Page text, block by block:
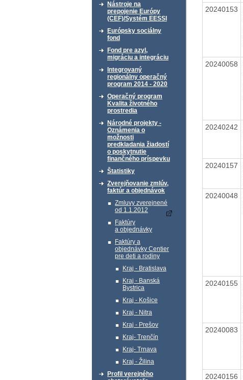
Nástroje na
prepojenie Európy
(CEF)/Systém EESSI
Európsky sociálny
fond
Fond pre azyl,
migráciu a integráciu
Integrovaný
regionálny operačný
program 2014 - 2020
Operačný program
Kvalita životného
prostredia
Národné projekty -
Oznámenia o
možnosti
predkladania žiadostí
o poskytnutie
finančného príspevku
Štatistiky
Zverejňovanie zmlúv,
faktúr a objednávok
Zmluvy zverejnené
od 1.1.2012
Faktúry
a objednávky
Faktúry a
objednávky Centier
pre deti a rodiny
Kraj - Bratislava
Kraj - Banská
Bystrica
Kraj - Košice
Kraj - Nitra
Kraj - Prešov
Kraj- Trenčín
Kraj- Trnava
Kraj - Žilina
Profil verejného
20240153
20240058
20240242
20240157
20240048
20240155
20240083
20240156